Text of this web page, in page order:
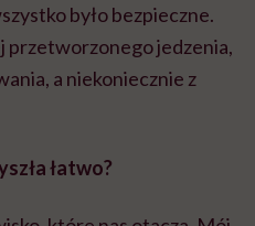
było bezpieczne.
przetworzonego jedzenia,
a niekoniecznie z
łatwo?